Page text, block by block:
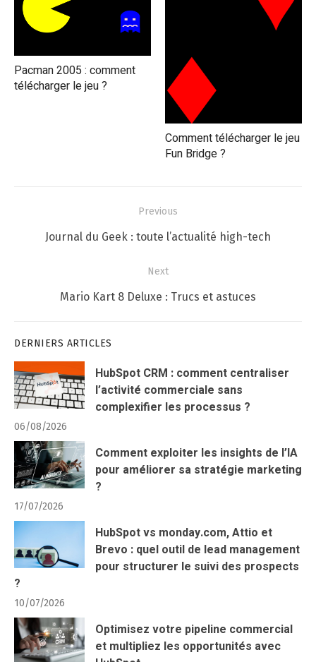
Pacman 2005 : comment
télécharger le jeu ?
Comment télécharger le jeu
Fun Bridge ?
Previous
Previous
Journal du Geek : toute l’actualité high-tech
Next
Next
Mario Kart 8 Deluxe : Trucs et astuces
DERNIERS ARTICLES
HubSpot CRM : comment centraliser
l’activité commerciale sans
complexifier les processus ?
06/08/2026
Comment exploiter les insights de l’IA
pour améliorer sa stratégie marketing
?
17/07/2026
HubSpot vs monday.com, Attio et
Brevo : quel outil de lead management
pour structurer le suivi des prospects
?
10/07/2026
Optimisez votre pipeline commercial
et multipliez les opportunités avec